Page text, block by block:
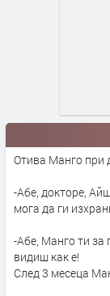
Отива Манго при
-Абе, докторе,
мога да ги
-Абе, Манго ти за
видиш как е!
След 3 месеца